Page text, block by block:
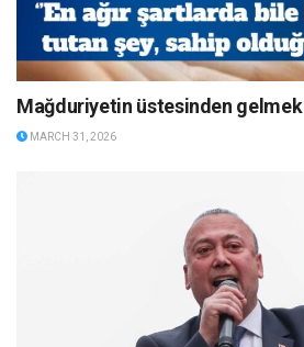
Mağduriyetin üstesinden gelmek
MARCH 31, 2026